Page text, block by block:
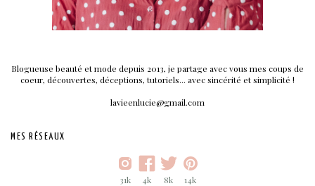
Blogueuse beauté et mode depuis 2013, je partage avec vous mes coups de
coeur, découvertes, déceptions, tutoriels... avec sincérité et simplicité !
lavieenlucie@gmail.com
MES RÉSEAUX
31k 4k 8k 14k